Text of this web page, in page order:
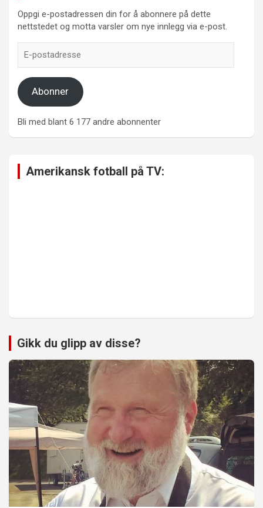
Oppgi e-postadressen din for å abonnere på dette
nettstedet og motta varsler om nye innlegg via e-post.
postadresse
Abonner
Bli med blant 6 177 andre abonnenter
Amerikansk fotball på TV:
Gikk du glipp av disse?